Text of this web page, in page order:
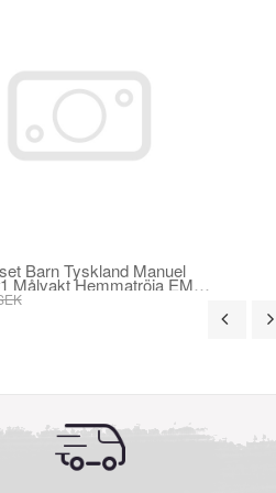
Barn Tyskland Manuel
Målvakt Hemmatröja EM
Kit Kortärmad (+ korta